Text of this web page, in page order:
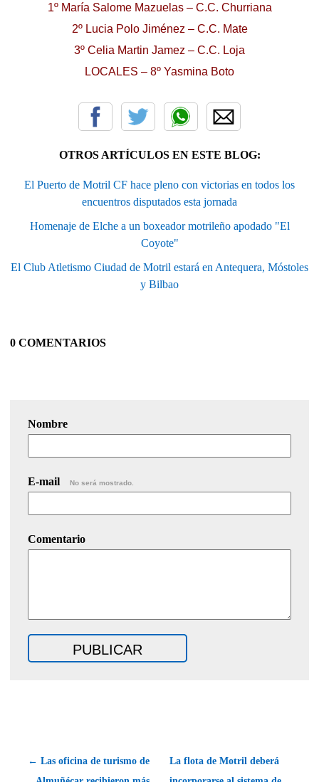
1º María Salome Mazuelas – C.C. Churriana
2º Lucia Polo Jiménez – C.C. Mate
3º Celia Martin Jamez – C.C. Loja
LOCALES – 8º Yasmina Boto
OTROS ARTÍCULOS EN ESTE BLOG:
El Puerto de Motril CF hace pleno con victorias en todos los
encuentros disputados esta jornada
Homenaje de Elche a un boxeador motrileño apodado "El
Coyote"
El Club Atletismo Ciudad de Motril estará en Antequera, Móstoles
y Bilbao
0 COMENTARIOS
Nombre
E-mail No será mostrado.
Comentario
← Las oficina de turismo de
La flota de Motril deberá